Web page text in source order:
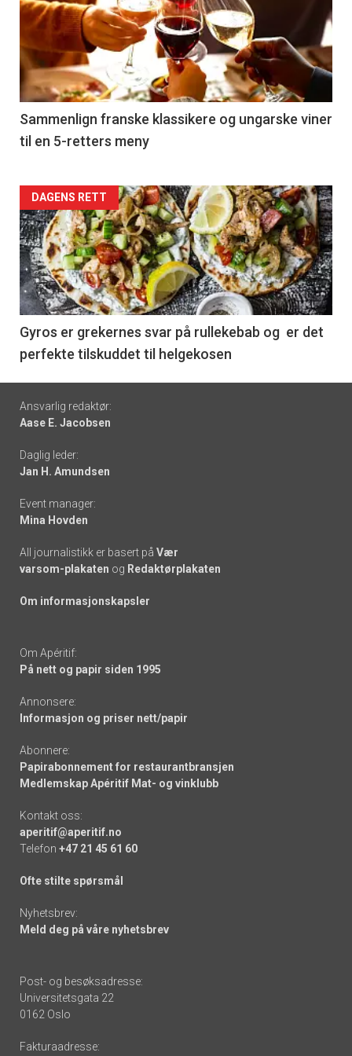
akkurat
nå
-
5
Sammenlign franske klassikere og ungarske viner
til en 5-retters meny
Forsiden
akkurat
nå
-
6
DAGENS RETT
Gyros er grekernes svar på rullekebab og er det
perfekte tilskuddet til helgekosen
Footer
-
links
Ansvarlig redaktør:
Aase E. Jacobsen
Daglig leder:
Jan H. Amundsen
Event manager:
Mina Hovden
All journalistikk er basert på Vær
varsom-plakaten og Redaktørplakaten
Om informasjonskapsler
Om Apéritif:
På nett og papir siden 1995
Annonsere:
Informasjon og priser nett/papir
Abonnere:
Papirabonnement for restaurantbransjen
Medlemskap Apéritif Mat- og vinklubb
Kontakt oss:
aperitif@aperitif.no
Telefon +47 21 45 61 60
Ofte stilte spørsmål
Nyhetsbrev:
Meld deg på våre nyhetsbrev
Post- og besøksadresse:
Universitetsgata 22
0162 Oslo
Fakturaadresse: